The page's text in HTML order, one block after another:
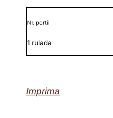
Nr. portii
1 rulada
Imprima